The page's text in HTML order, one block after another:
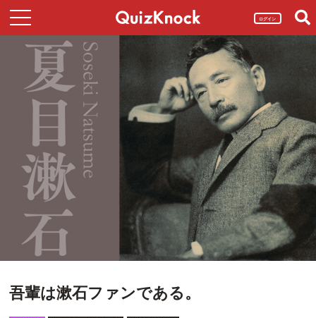
ログイン
吾輩は漱石ファンである。